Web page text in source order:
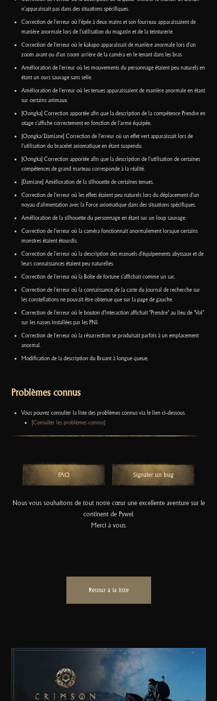
n'apparaissait pas dans des situations spécifiques.
Correction de l’erreur où l'épée à deux mains et son fourreau apparaissaient de
manière anormale lors de l'utilisation du magasin et de la teinturerie.
Correction de l’erreur où le kakapo apparaissait de manière anormale lors d'un
zoom avant ou d'un zoom arrière de la caméra en le tenant dans les bras.
Amélioration de l'erreur où les mouvements du personnage étaient peu naturels en
étant un ours sauvage sans selle.
Amélioration de l'erreur où les tenues apparaissaient de manière anormale en étant
sur certains animaux.
[Oongka] Correction apportée afin que la description de la compétence Prendre en
otage s'affiche correctement en fonction de l'arme équipée.
[Oongka/Damiane] Correction de l’erreur où un effet vert apparaissait lors de
l'utilisation du bracelet axiomatique en étant suspendu.
[Oongka] Correction apportée afin que la description de l'utilisation de certaines
compétences de grand marteau corresponde à la réalité.
[Damiane] Amélioration de la silhouette de certaines tenues.
Correction de l’erreur où les effets étaient peu naturels lors du déplacement d'un
noyau d'alimentation avec la Force axiomatique dans des situations spécifiques.
Amélioration de la silhouette du personnage en étant sur un loup sauvage.
Correction de l’erreur où la caméra fonctionnait anormalement lorsque certains
monstres étaient étourdis.
Correction de l’erreur où la description des manuels d'équipements abyssaux et de
leurs connaissances étaient peu naturelles.
Correction de l’erreur où la Boîte de fortune s'affichait comme un sac.
Correction de l’erreur où la connaissance de la carte du journal de recherche sur
les constellations ne pouvait être obtenue que sur la page de gauche.
Correction de l’erreur où le bouton d'interaction affichait "Prendre" au lieu de "Vol"
sur les nasses installées par les PNJ.
Correction de l’erreur où la résurrection se produisait parfois à un emplacement
anormal.
Modification de la description du Bruant à longue queue.
Problèmes connus
Vous pouvez consulter la liste des problèmes connus via le lien ci-dessous.
[Consulter les problèmes connus]
FAQ Signaler un bug
Nous vous souhaitons de tout notre cœur une excellente aventure sur le
continent de Pywel.
Merci à vous.
Retour à la liste